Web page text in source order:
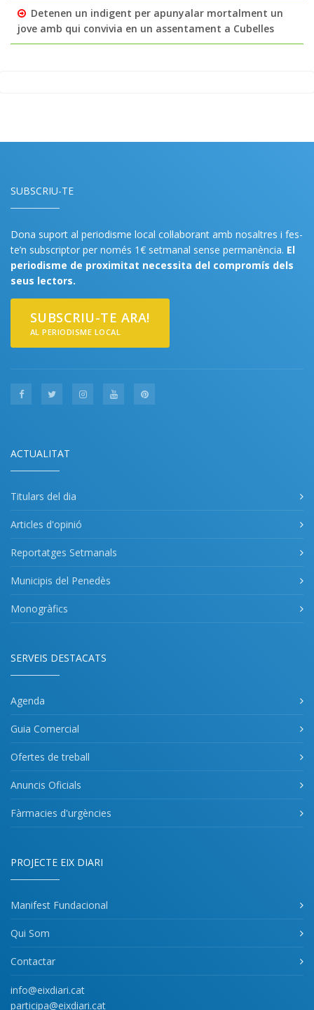
Detenen un indigent per apunyalar mortalment un
jove amb qui convivia en un assentament a Cubelles
SUBSCRIU-TE
Dona suport al periodisme local col·laborant amb nosaltres i fes-
te’n subscriptor per només 1€ setmanal sense permanència. El
periodisme de proximitat necessita del compromís dels
seus lectors.
SUBSCRIU-TE ARA!
AL PERIODISME LOCAL
ACTUALITAT
Titulars del dia
Articles d'opinió
Reportatges Setmanals
Municipis del Penedès
Monogràfics
SERVEIS DESTACATS
Agenda
Guia Comercial
Ofertes de treball
Anuncis Oficials
Fàrmacies d'urgències
PROJECTE EIX DIARI
Manifest Fundacional
Qui Som
Contactar
info@eixdiari.cat
participa@eixdiari.cat